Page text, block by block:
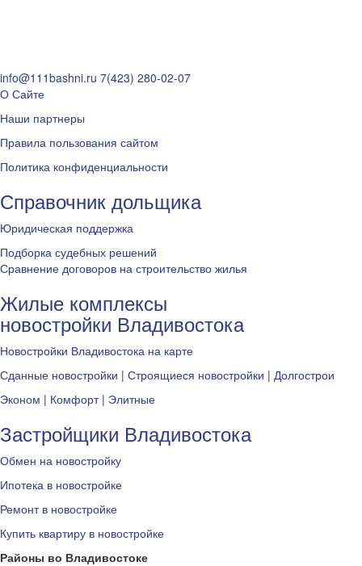
info@111bashni.ru 7(423) 280-02-07
О Сайте
Наши партнеры
Правила пользования сайтом
Политика конфиденциальности
Справочник дольщика
Юридическая поддержка
Подборка судебных решений
Сравнение договоров на строительство жилья
Жилые комплексы
новостройки Владивостока
Новостройки Владивостока на карте
Сданные новостройки | Строящиеся новостройки | Долгострои
Эконом | Комфорт| Элитные
Застройщики Владивостока
Обмен на новостройку
Ипотека в новостройке
Ремонт в новостройке
Купить квартиру в новостройке
Районы во Владивостоке